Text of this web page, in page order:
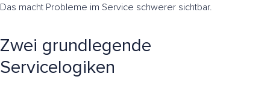
Das macht Probleme im Service schwerer sichtbar.
Zwei grundlegende
Servicelogiken